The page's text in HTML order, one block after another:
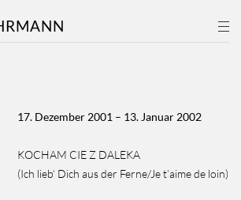
17. Dezember 2001 – 13. Januar 2002
KOCHAM CIE Z DALEKA
(Ich lieb‘ Dich aus der Ferne/Je t’aime de loin)